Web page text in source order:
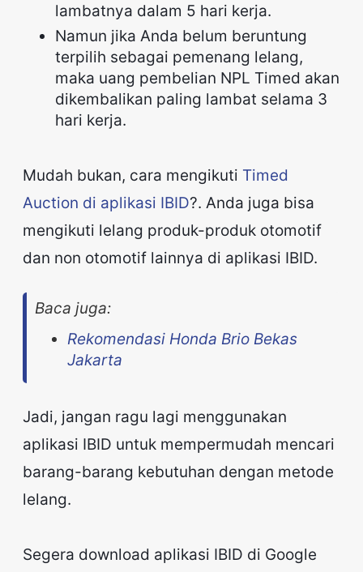
lambatnya dalam 5 hari kerja.
Namun jika Anda belum beruntung
terpilih sebagai pemenang lelang,
maka uang pembelian NPL Timed akan
dikembalikan paling lambat selama 3
hari kerja.
Mudah bukan, cara mengikuti Timed
Auction di aplikasi IBID?. Anda juga bisa
mengikuti lelang produk-produk otomotif
dan non otomotif lainnya di aplikasi IBID.
Baca juga:
Rekomendasi Honda Brio Bekas
Jakarta
Jadi, jangan ragu lagi menggunakan
aplikasi IBID untuk mempermudah mencari
barang-barang kebutuhan dengan metode
lelang.
Segera download aplikasi IBID di Google